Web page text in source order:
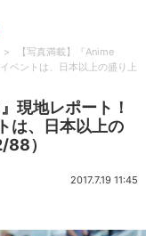
>
【写真満載】『Anime
ベントは、日本以上の盛り上
現地レポート！
は、日本以上の
）
2017.7.19 11:45